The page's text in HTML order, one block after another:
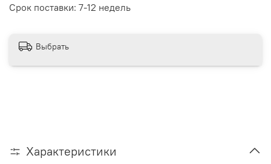
Срок поставки: 7-12 недель
Выбрать
Характеристики